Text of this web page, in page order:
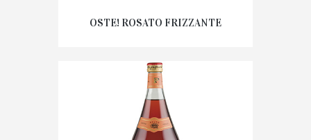
OSTE! ROSATO FRIZZANTE